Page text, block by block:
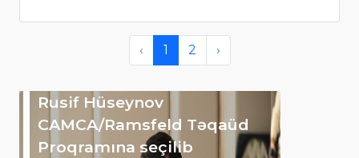
‹ 1 2 ›
Rusif Hüseynov
CAMCA/Ramsfeld Təqaüd
Proqramına seçilib